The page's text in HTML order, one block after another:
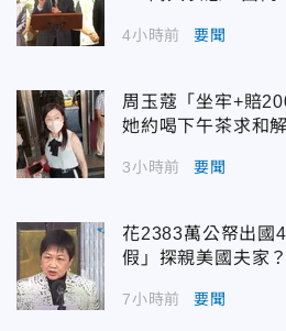
4小時前 要聞
周玉蔻「坐牢+賠
她約喝下午茶求和解
3小時前 要聞
花2383萬公帑出
假」探親美國夫家
7小時前 要聞